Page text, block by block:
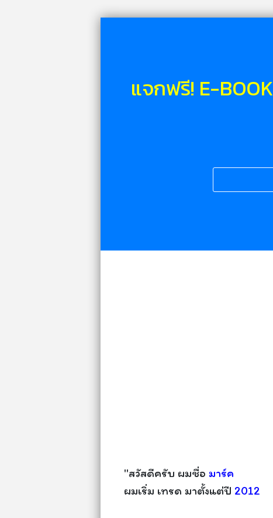
แจกฟรี! E-BOOK
"สวัสดีครับ ผมชื่อ มาร์ค
ผมเริ่ม เทรด มาตั้งแต่ปี 2012